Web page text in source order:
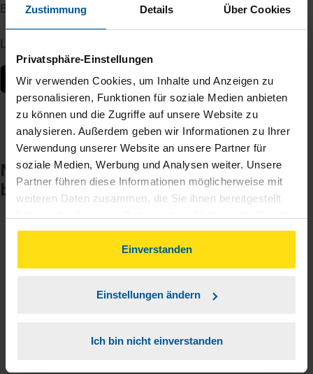
Zustimmung Details Über Cookies
Privatsphäre-Einstellungen
Wir verwenden Cookies, um Inhalte und Anzeigen zu
personalisieren, Funktionen für soziale Medien anbieten
zu können und die Zugriffe auf unsere Website zu
analysieren. Außerdem geben wir Informationen zu Ihrer
Verwendung unserer Website an unsere Partner für
soziale Medien, Werbung und Analysen weiter. Unsere
Partner führen diese Informationen möglicherweise mit
weiteren Daten zusammen, die Sie ihnen bereitgestellt
gesammelt haben. Indem Sie auf Einverstanden klicken,
können Sie der Verwendung von Cookies, gemäß
unserer
Einverstanden
Einstellungen ändern
Ich bin nicht einverstanden
Berater – jederzeit und von überall.
Laden Sie die App kostenlos herunter:
Noch keinen Zugang? So einfach
beantragen Sie ihn.
Sie teilen mir mit, dass Sie MeineVLH nutzen
Sie bekommen eine E-Mail mit Ihren Zugangsdaten